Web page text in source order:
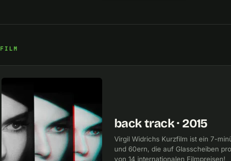
FILM
back track · 2015
Virgil Widrichs Kurzfilm ist ein 7-
und 60ern, die auf Glasscheiben
von 14 internationalen Filmpreisen!